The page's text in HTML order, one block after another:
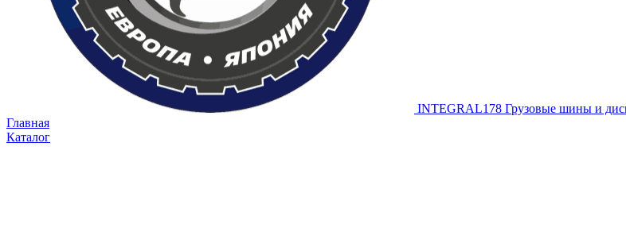
INTEGRAL178 Грузовые шины и
Главная
Каталог